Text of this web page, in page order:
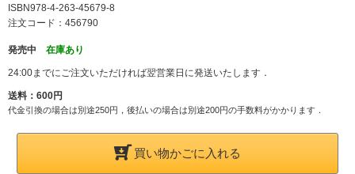
ISBN978-4-263-45679-8
注文コード：456790
発売中 在庫あり
24:00までにご注文いただければ翌営業日に発送いたします．
送料：600円
代金引換の場合は別途250円，後払いの場合は別途200円の手数料がかかります．
買い物かごに入れる